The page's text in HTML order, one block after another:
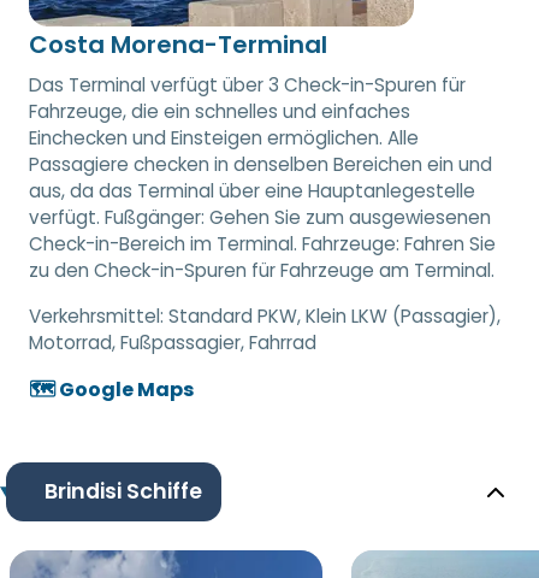
Costa Morena-Terminal
Das Terminal verfügt über 3 Check-in-Spuren für
Fahrzeuge, die ein schnelles und einfaches
Einchecken und Einsteigen ermöglichen. Alle
Passagiere checken in denselben Bereichen ein und
aus, da das Terminal über eine Hauptanlegestelle
verfügt. Fußgänger: Gehen Sie zum ausgewiesenen
Check-in-Bereich im Terminal. Fahrzeuge: Fahren Sie
zu den Check-in-Spuren für Fahrzeuge am Terminal.
Verkehrsmittel: Standard PKW, Klein LKW (Passagier),
Motorrad, Fußpassagier, Fahrrad
🗺️ Google Maps
Brindisi Schiffe